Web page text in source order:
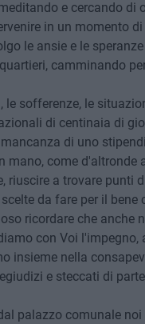
e cercando di
in un momento
le ansie e le
camminando
le sofferenze, le
di centinaia di
di uno
mano, come d'altronde
riuscire a trovare punti
da fare per il bene
ricordare che
con Voi l'impegno,
insieme nella
e steccati di
palazzo comunale